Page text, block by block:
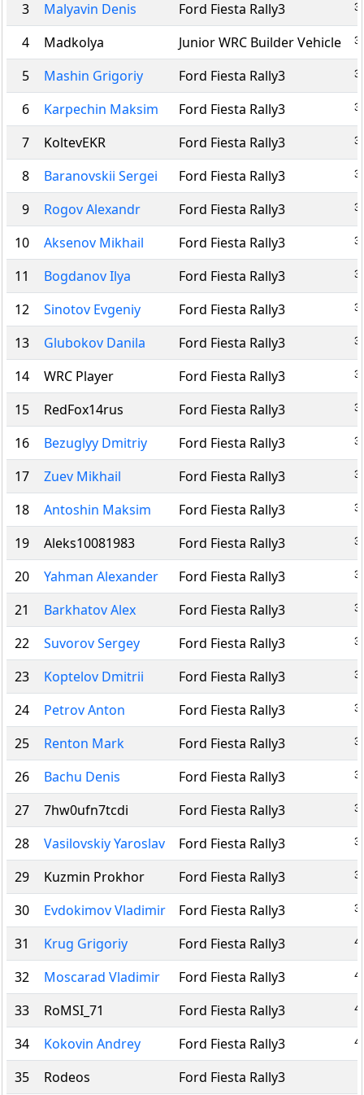
3 Malyavin Denis Ford Fiesta Rally3
4 Madkolya Junior WRC Builder Vehicle
5 Mashin Grigoriy Ford Fiesta Rally3
6 Karpechin Maksim Ford Fiesta Rally3
7 KoltevEKR Ford Fiesta Rally3
8 Baranovskii Sergei Ford Fiesta Rally3
9 Rogov Alexandr Ford Fiesta Rally3
10 Aksenov Mikhail Ford Fiesta Rally3
11 Bogdanov Ilya Ford Fiesta Rally3
12 Sinotov Evgeniy Ford Fiesta Rally3
13 Glubokov Danila Ford Fiesta Rally3
14 WRC Player Ford Fiesta Rally3
15 RedFox14rus Ford Fiesta Rally3
16 Bezuglyy Dmitriy Ford Fiesta Rally3
17 Zuev Mikhail Ford Fiesta Rally3
18 Antoshin Maksim Ford Fiesta Rally3
19 Aleks10081983 Ford Fiesta Rally3
20 Yahman Alexander Ford Fiesta Rally3
21 Barkhatov Alex Ford Fiesta Rally3
22 Suvorov Sergey Ford Fiesta Rally3
23 Koptelov Dmitrii Ford Fiesta Rally3
24 Petrov Anton Ford Fiesta Rally3
25 Renton Mark Ford Fiesta Rally3
26 Bachu Denis Ford Fiesta Rally3
27 7hw0ufn7tcdi Ford Fiesta Rally3
28 Vasilovskiy Yaroslav Ford Fiesta Rally3
29 Kuzmin Prokhor Ford Fiesta Rally3
30 Evdokimov Vladimir Ford Fiesta Rally3
31 Krug Grigoriy Ford Fiesta Rally3
32 Moscarad Vladimir Ford Fiesta Rally3
33 RoMSI_71 Ford Fiesta Rally3
34 Kokovin Andrey Ford Fiesta Rally3
35 Rodeos
Ford Fiesta Rally3